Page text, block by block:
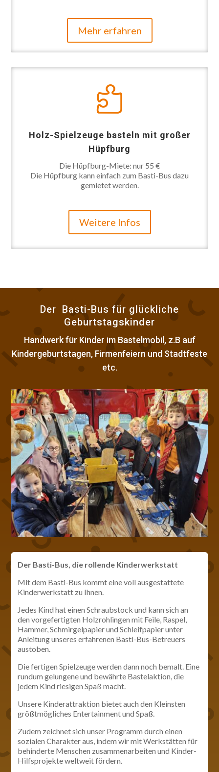
Mehr erfahren

Holz-Spielzeuge basteln mit großer
Hüpfburg
Die Hüpfburg-Miete: nur 55 €
Die Hüpfburg kann einfach zum Basti-Bus dazu
gemietet werden.
Weitere Infos
Der Basti-Bus für glückliche
Geburtstagskinder
Handwerk für Kinder im Bastelmobil, z.B auf
Kindergeburtstagen, Firmenfeiern und Stadtfeste
etc.
Der Basti-Bus, die rollende Kinderwerkstatt
Mit dem Basti-Bus kommt eine voll ausgestattete
Kinderwerkstatt zu Ihnen.
Jedes Kind hat einen Schraubstock und kann sich an
den vorgefertigten Holzrohlingen mit Feile, Raspel,
Hammer, Schmirgelpapier und Schleifpapier unter
Anleitung unseres erfahrenen Basti-Bus-Betreuers
austoben.
Die fertigen Spielzeuge werden dann noch bemalt. Eine
rundum gelungene und bewährte Bastelaktion, die
jedem Kind riesigen Spaß macht.
Unsere Kinderattraktion bietet auch den Kleinsten
größtmögliches Entertainment und Spaß.
Zudem zeichnet sich unser Programm durch einen
sozialen Charakter aus, indem wir mit Werkstätten für
behinderte Menschen zusammenarbeiten und Kinder-
Hilfsprojekte weltweit fördern.